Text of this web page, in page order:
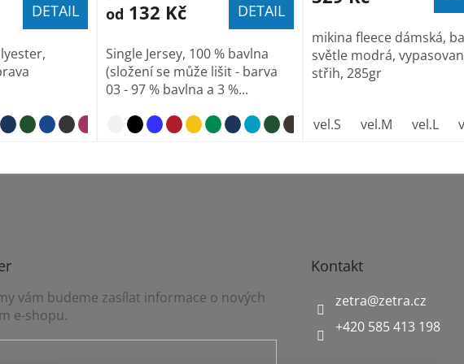
DETAIL
lahvově zelená 06 (brand label)
od 132 Kč DETAIL
Single Jersey, 100 % bavlna
(složení se může lišit - barva
03 - 97 % bavlna a 3 %...
tmavě šedý
mikina fleece dámská,
světle modrá,
střih, 285gr
vel.S vel.M vel.L
vám budeme zasílat informace o nových
e-shopu.
Kontakt
zetra@zetra.cz
+420 585 413 198